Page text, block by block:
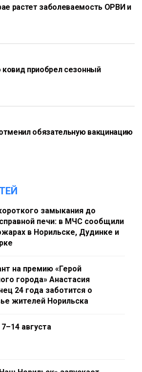
растет заболеваемость ОРВИ и
ковид приобрел сезонный
обязательную вакцинацию
замыкания до
печи: в МЧС сообщили
в Норильске, Дудинке и
на премию «Герой
города» Анастасия
24 года заботится о
жителей Норильска
августа